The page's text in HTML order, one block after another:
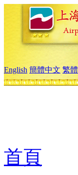
English 簡體中文 繁
首頁